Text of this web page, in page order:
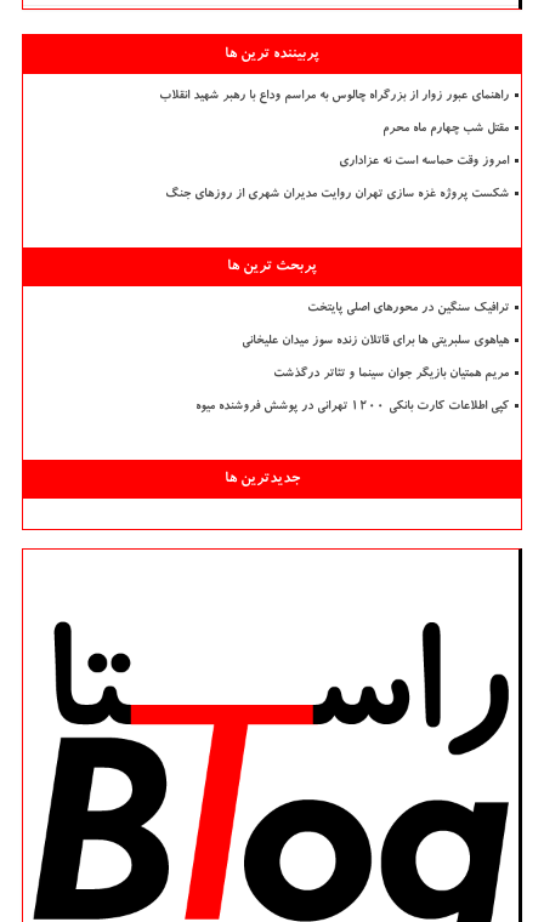
پربیننده ترین ها
راهنمای عبور زوار از بزرگراه چالوس به مراسم وداع با رهبر شهید انقلاب
مقتل شب چهارم ماه محرم
امروز وقت حماسه است نه عزاداری
شکست پروژه غزه سازی تهران روایت مدیران شهری از روزهای جنگ
پربحث ترین ها
ترافیک سنگین در محورهای اصلی پایتخت
هیاهوی سلبریتی ها برای قاتلان زنده سوز میدان علیخانی
مریم همتیان بازیگر جوان سینما و تئاتر درگذشت
کپی اطلاعات کارت بانکی ۱۲۰۰ تهرانی در پوشش فروشنده میوه
جدیدترین ها